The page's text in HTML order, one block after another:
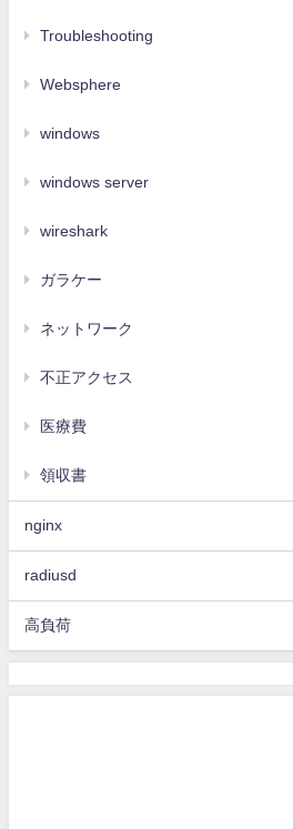
Troubleshooting
Websphere
windows
windows server
wireshark
ガラケー
ネットワーク
不正アクセス
医療費
領収書
nginx
radiusd
高負荷